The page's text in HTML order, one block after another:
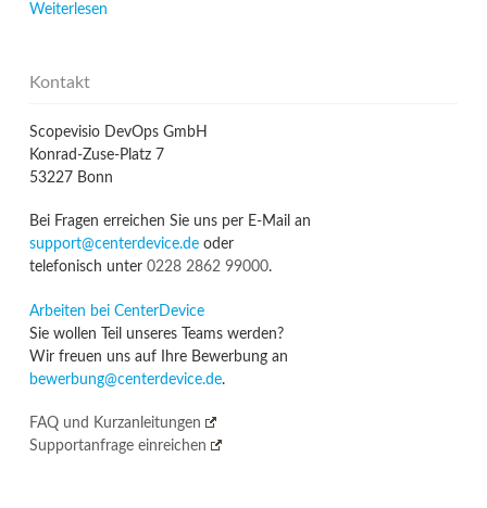
Weiterlesen
Kontakt
Scopevisio DevOps GmbH
Konrad-Zuse-Platz 7
53227 Bonn
Bei Fragen erreichen Sie uns per E-Mail an
support@centerdevice.deoder
telefonisch unter 0228 2862 99000.
Arbeiten bei CenterDevice
Sie wollen Teil unseres Teams werden?
Wir freuen uns auf Ihre Bewerbung an
bewerbung@centerdevice.de.
FAQ und Kurzanleitungen
Supportanfrage einreichen